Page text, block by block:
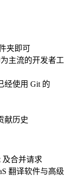
夹即可
主流的开发者工
经使用 Git 的
献历史
及合并请求
翻译软件与高级